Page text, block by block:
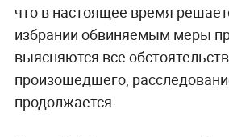
что в настоящее время
избрании обвиняемым меры
выясняются все
произошедшего,
продолжается.